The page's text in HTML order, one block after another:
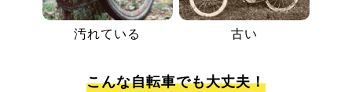
汚れている 古い
こんな自転車でも大丈夫！